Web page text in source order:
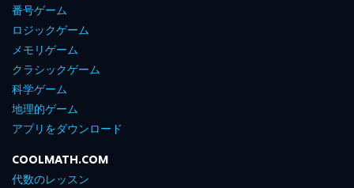
番号ゲーム
ロジックゲーム
メモリゲーム
クラシックゲーム
科学ゲーム
地理的ゲーム
アプリをダウンロード
COOLMATH.COM
代数のレッスン